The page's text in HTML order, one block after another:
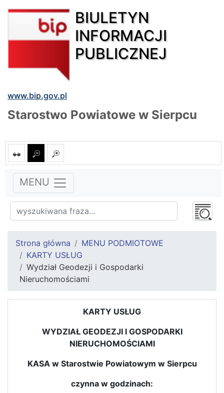
BIULETYN
INFORMACJI
PUBLICZNEJ
www.bip.gov.pl
Starostwo Powiatowe w Sierpcu
MENU
Strona główna
MENU PODMIOTOWE
KARTY USŁUG
Wydział Geodezji i Gospodarki
Nieruchomościami
KARTY USŁUG
WYDZIAŁ GEODEZJI I GOSPODARKI
NIERUCHOMOŚCIAMI
KASA w Starostwie Powiatowym w Sierpcu
czynna w godzinach: